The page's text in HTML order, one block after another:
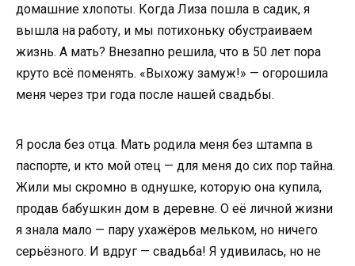
домашние хлопоты. Когда Лиза пошла в садик, я
вышла на работу, и мы потихоньку обустраиваем
жизнь. А мать? Внезапно решила, что в 50 лет пора
круто всё поменять. «Выхожу замуж!» — огорошила
меня через три года после нашей свадьбы.
Я росла без отца. Мать родила меня без штампа в
паспорте, и кто мой отец — для меня до сих пор тайна.
Жили мы скромно в однушке, которую она купила,
продав бабушкин дом в деревне. О её личной жизни
я знала мало — пару ухажёров мельком, но ничего
серьёзного. И вдруг — свадьба! Я удивилась, но не